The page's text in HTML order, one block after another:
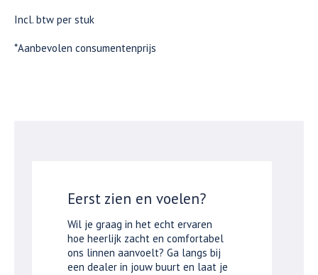
Incl. btw per stuk
*Aanbevolen consumentenprijs
Eerst zien en voelen?
Wil je graag in het echt ervaren
hoe heerlijk zacht en comfortabel
ons linnen aanvoelt? Ga langs bij
een dealer in jouw buurt en laat je